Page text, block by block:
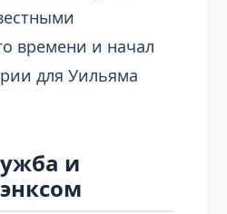
времени и начал
для Уильяма
и